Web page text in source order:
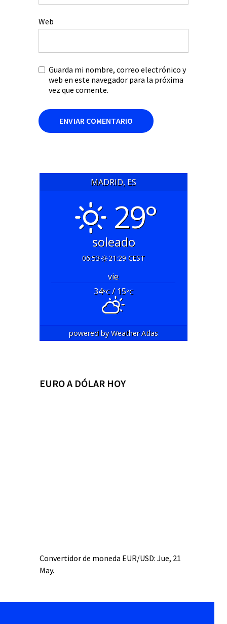
Web
Guarda mi nombre, correo electrónico y
web en este navegador para la próxima
vez que comente.
MADRID, ES
29°
soleado
06:53 21:29 CEST
vie
34°C/ 15°C
powered byWeather Atlas
EURO A DÓLAR HOY
Convertidor de moneda EUR/USD: Jue, 21
May.